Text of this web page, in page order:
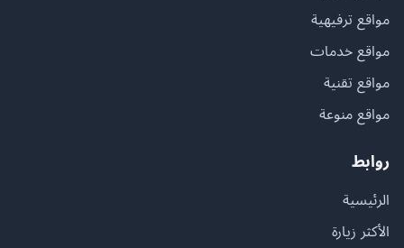
مواقع ترفيهية
مواقع خدمات
مواقع تقنية
مواقع منوعة
روابط
الرئيسية
الأكثر زيارة